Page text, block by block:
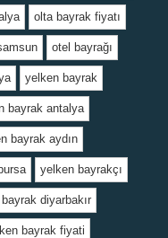
olta bayrak fiyatı
otel bayrağı
yelken bayrak
bayrak antalya
bayrak aydın
yelken bayrakçı
diyarbakır
bayrak fiyati